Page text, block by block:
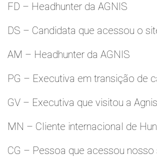
FD – Headhunter da AGNIS
DS – Candidata que acessou o
AM – Headhunter da AGNIS
PG – Executiva em transição de
GV – Executiva que visitou a Agnis
MN – Cliente internacional de
CG – Pessoa que acessou nosso